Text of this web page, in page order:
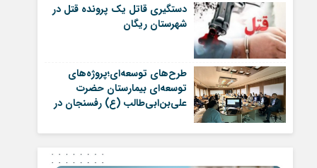
دستگیری قاتل یک پرونده قتل در
شهرستان ریگان
طرح‌های توسعه‌ای؛پروژه‌های
توسعه‌ای بیمارستان حضرت
علی‌بن‌ابی‌طالب (ع) رفسنجان در
رفسنجان